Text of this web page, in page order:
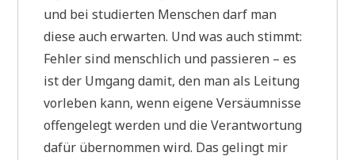
und bei studierten Menschen darf man
diese auch erwarten. Und was auch stimmt:
Fehler sind menschlich und passieren – es
ist der Umgang damit, den man als Leitung
vorleben kann, wenn eigene Versäumnisse
offengelegt werden und die Verantwortung
dafür übernommen wird. Das gelingt mir